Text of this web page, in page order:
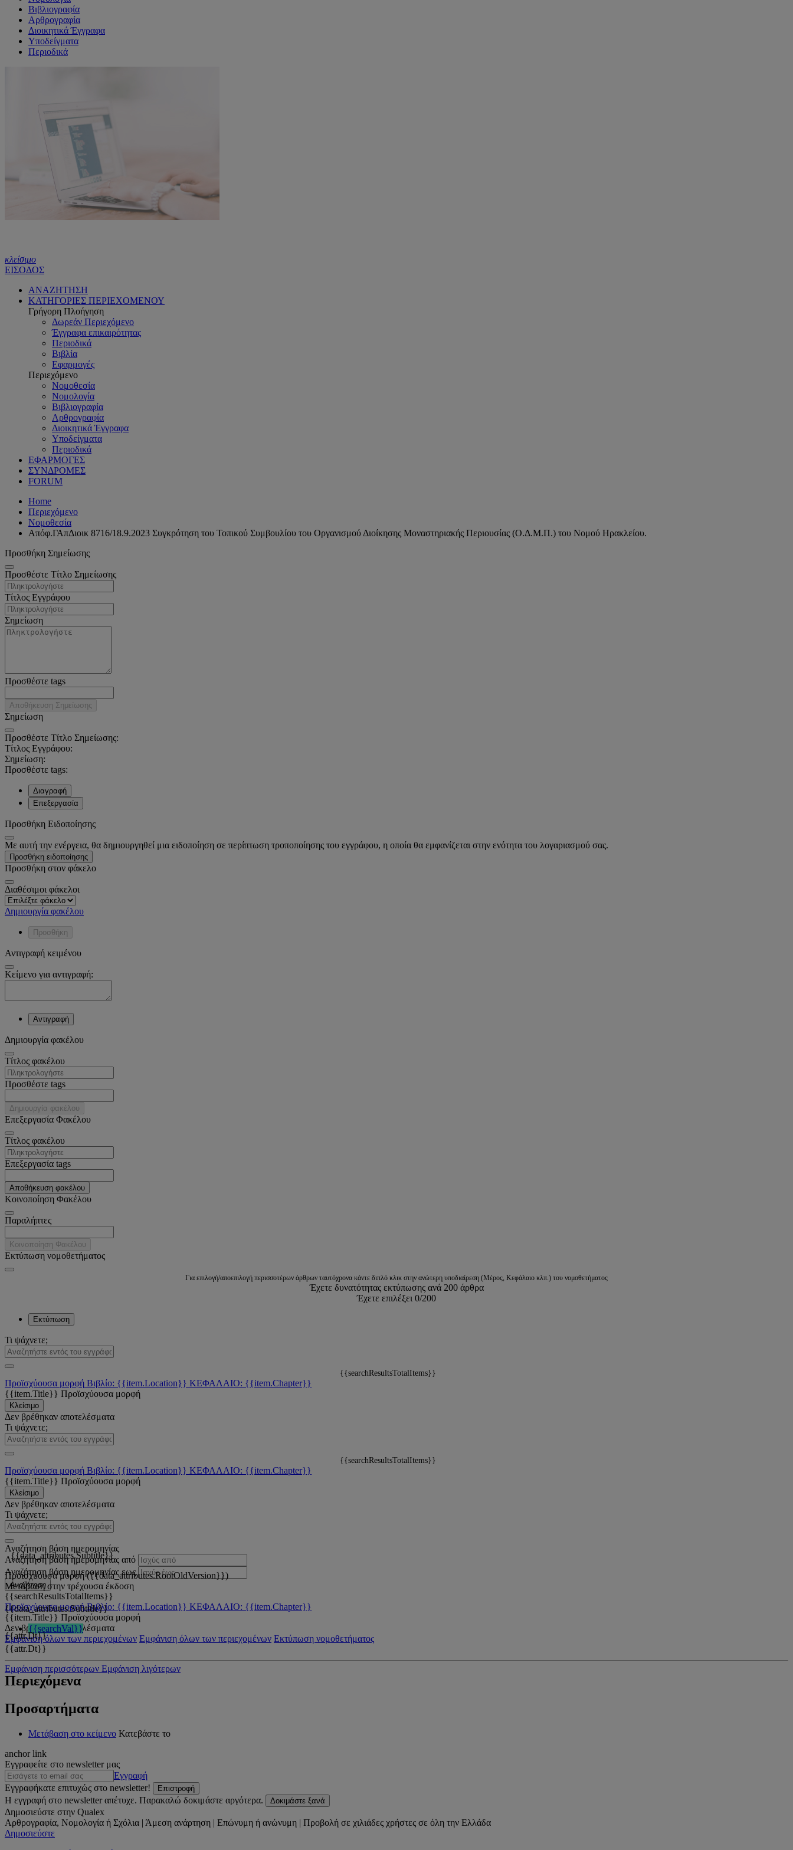
Βιβλιογραφία
Αρθρογραφία
Διοικητικά Έγγραφα
Υποδείγματα
Περιοδικά
κλείσιμο
ΕΙΣΟΔΟΣ
ΑΝΑΖΗΤΗΣΗ
ΚΑΤΗΓΟΡΙΕΣ ΠΕΡΙΕΧΟΜΕΝΟΥ
Γρήγορη Πλοήγηση
Δωρεάν Περιεχόμενο
Έγγραφα επικαιρότητας
Περιοδικά
Βιβλία
Εφαρμογές
Περιεχόμενο
Νομοθεσία
Νομολογία
Βιβλιογραφία
Αρθρογραφία
Διοικητικά Έγγραφα
Υποδείγματα
Περιοδικά
ΕΦΑΡΜΟΓΕΣ
ΣΥΝΔΡΟΜΕΣ
FORUM
Home
Περιεχόμενο
Νομοθεσία
Απόφ.ΓΑπΔιοικ 8716/18.9.2023 Συγκρότηση του Τοπικού Συμβουλίου του Οργανισμού Διοίκησης Μοναστηριακής Περιουσίας (Ο.Δ.Μ.Π.) του Νομού Ηρακλείου.
Προσθήκη Σημείωσης
Προσθέστε Τίτλο Σημείωσης
Τίτλος Εγγράφου
Σημείωση
Προσθέστε tags
Αποθήκευση Σημείωσης
Σημείωση
Προσθέστε Τίτλο Σημείωσης:
Τίτλος Εγγράφου:
Σημείωση:
Προσθέστε tags:
Διαγραφή
Επεξεργασία
Προσθήκη Ειδοποίησης
Με αυτή την ενέργεια, θα δημιουργηθεί μια ειδοποίηση σε περίπτωση τροποποίησης του εγγράφου, η οποία θα εμφανίζεται στην ενότητα του λογαριασμού σας.
Προσθήκη ειδοποίησης
Προσθήκη στον φάκελο
Διαθέσιμοι φάκελοι
Δημιουργία φακέλου
Προσθήκη
Αντιγραφή κειμένου
Κείμενο για αντιγραφή:
Αντιγραφή
Δημιουργία φακέλου
Tίτλος φακέλου
Προσθέστε tags
Δημιουργία φακέλου
Επεξεργασία Φακέλου
Tίτλος φακέλου
Επεξεργασία tags
Αποθήκευση φακέλου
Κοινοποίηση Φακέλου
Παραλήπτες
Κοινοποίηση Φακέλου
Εκτύπωση νομοθετήματος
Για επιλογή/αποεπιλογή περισσοτέρων άρθρων ταυτόχρονα κάντε διπλό κλικ στην ανώτερη υποδιαίρεση (Μέρος, Κεφάλαιο κλπ.) του νομοθετήματος
Έχετε δυνατότητας εκτύπωσης ανά 200 άρθρα
Έχετε επιλέξει 0/200
Εκτύπωση
Τι ψάχνετε;
{{searchResultsTotalItems}}
Προϊσχύουσα μορφή Βιβλίο: {{item.Location}} ΚΕΦΑΛΑΙΟ: {{item.Chapter}}
{{item.Title}} Προϊσχύουσα μορφή
Κλείσιμο
Δεν βρέθηκαν αποτελέσματα
Τι ψάχνετε;
{{searchResultsTotalItems}}
Προϊσχύουσα μορφή Βιβλίο: {{item.Location}} ΚΕΦΑΛΑΙΟ: {{item.Chapter}}
{{item.Title}} Προϊσχύουσα μορφή
Κλείσιμο
Δεν βρέθηκαν αποτελέσματα
Τι ψάχνετε;
Αναζήτηση βάση ημερομηνίας
Αναζήτηση βάση ημερομηνίας από
Αναζήτηση βάση ημερομηνίας εως
Αναζήτηση
{{searchResultsTotalItems}}
Προϊσχύουσα μορφή Βιβλίο: {{item.Location}} ΚΕΦΑΛΑΙΟ: {{item.Chapter}}
{{item.Title}} Προϊσχύουσα μορφή
Δεν βρέθηκαν αποτελέσματα
Εμφάνιση όλων των περιεχομένων Εμφάνιση όλων των περιεχομένων Εκτύπωση νομοθετήματος
{{data_attributes.Subtitle}}
Προϊσχύουσα μορφή ({{data_attributes.RootOldVersion}})
Μετάβαση στην τρέχουσα έκδοση
{{data_attributes.Subtitle}}
{{searchVal}}
{{attr.Dt}}
Εμφάνιση περισσότερων Εμφάνιση λιγότερων
{{attr.Dt}}
Περιεχόμενα
Προσαρτήματα
Μετάβαση στο κείμενο Κατεβάστε το
anchor link
Εγγραφείτε στο newsletter μας
Εγγραφή
Εγγραφήκατε επιτυχώς στο newsletter!
Επιστροφή
Η εγγραφή στο newsletter απέτυχε. Παρακαλώ δοκιμάστε αργότερα. Δοκιμάστε ξανά
Δημοσιεύστε στην Qualex
Αρθρογραφία, Νομολογία ή Σχόλια | Άμεση ανάρτηση | Επώνυμη ή ανώνυμη | Προβολή σε χιλιάδες χρήστες σε όλη την Ελλάδα
Δημοσιεύστε